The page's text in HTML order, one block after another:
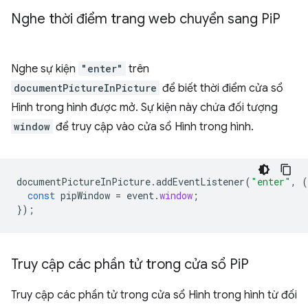
Nghe thời điểm trang web chuyển sang PiP
Nghe sự kiện "enter" trên
documentPictureInPicture để biết thời điểm cửa sổ
Hình trong hình được mở. Sự kiện này chứa đối tượng
window để truy cập vào cửa sổ Hình trong hình.
documentPictureInPicture.addEventListener( "enter" ,
(
const pipWindow = event .window ;
});
Truy cập các phần tử trong cửa sổ PiP
Truy cập các phần tử trong cửa sổ Hình trong hình từ đối